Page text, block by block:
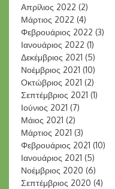
Απρίλιος 2022 (2)
Μάρτιος 2022 (4)
Φεβρουάριος 2022 (3)
Ιανουάριος 2022 (1)
Δεκέμβριος 2021 (5)
Νοέμβριος 2021 (10)
Οκτώβριος 2021 (2)
Σεπτέμβριος 2021 (1)
Ιούνιος 2021 (7)
Μάιος 2021 (2)
Μάρτιος 2021 (3)
Φεβρουάριος 2021 (10)
Ιανουάριος 2021 (5)
Νοέμβριος 2020 (6)
Σεπτέμβριος 2020 (4)